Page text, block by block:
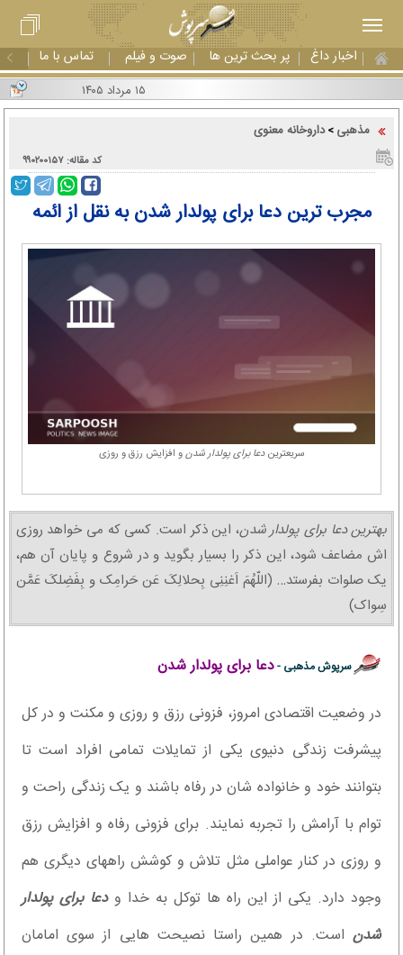
اخبار داغ پر بحث ترین ها صوت و فیلم تماس با ما
مذهبی >داروخانه معنوی
کد مقاله: ۹۹۰۲۰۰۱۵۷
مجرب ترین دعا برای پولدار شدن به نقل از ائمه
سریعتریندعا برای پولدار شدنو افزایش رزق و روزی
بهترین دعا برای پولدار شدن، این ذکر است. کسی که می خواهد روزی
اش مضاعف شود، این ذکر را بسیار بگوید و در شروع و پایان آن هم،
یک صلوات بفرستد… (اللّهُمَ اَغنِنِی بِحلالِکَ عَن حَرامِک و بِفَضِلکَ عَمَّن
سِواک)
سرپوش مذهبی -دعا برای پولدار شدن
در وضعیت اقتصادی امروز، فزونی رزق و روزی و مکنت و در کل
پیشرفت زندگی دنیوی یکی از تمایلات تمامی افراد است تا
بتوانند خود و خانواده شان در رفاه باشند و یک زندگی راحت و
توام با آرامش را تجربه نمایند. برای فزونی رفاه و افزایش رزق
و روزی در کنار عواملی مثل تلاش و کوشش راههای دیگری هم
وجود دارد. یکی از این راه ها توکل به خدا ودعا برای پولدار
شدناست. در همین راستا نصیحت هایی از سوی امامان